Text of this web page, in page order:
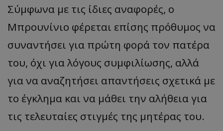
Σύμφωνα με τις ίδιες αναφορές, ο
Μπρουνίνιο φέρεται επίσης πρόθυμος να
συναντήσει για πρώτη φορά τον πατέρα
του, όχι για λόγους συμφιλίωσης, αλλά
για να αναζητήσει απαντήσεις σχετικά με
το έγκλημα και να μάθει την αλήθεια για
τις τελευταίες στιγμές της μητέρας του.